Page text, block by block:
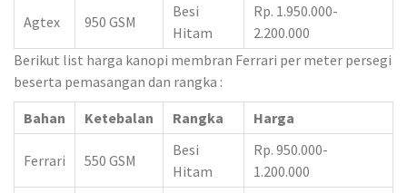
Agtex 950 GSM
Besi
Hitam
Rp. 1.950.000-
2.200.000
Berikut list harga kanopi membran Ferrari per meter persegi
beserta pemasangan dan rangka :
Bahan Ketebalan Rangka Harga
Ferrari 550 GSM
Besi
Hitam
Rp. 950.000-
1.200.000